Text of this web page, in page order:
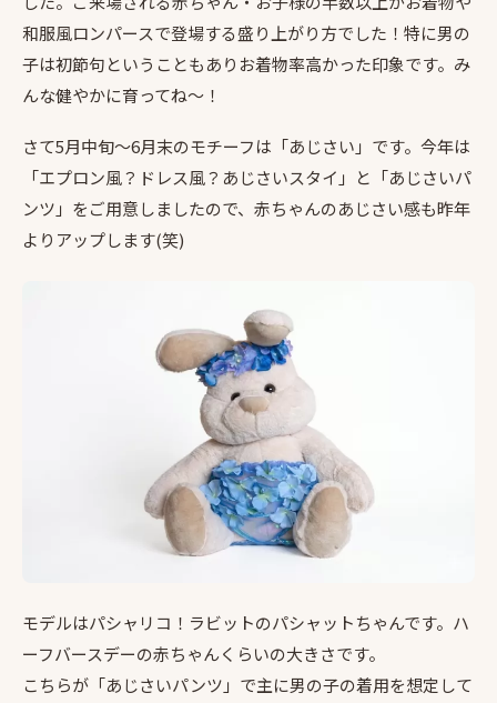
和服風ロンパースで登場する盛り上がり方でした！特に男の
子は初節句ということもありお着物率高かった印象です。み
んな健やかに育ってね～！
さて5月中旬～6月末のモチーフは「あじさい」です。今年は
「エプロン風？ドレス風？あじさいスタイ」と「あじさいパ
ンツ」をご用意しましたので、赤ちゃんのあじさい感も昨年
よりアップします(笑)
モデルはパシャリコ！ラビットのパシャットちゃんです。ハ
ーフバースデーの赤ちゃんくらいの大きさです。
こちらが「あじさいパンツ」で主に男の子の着用を想定して